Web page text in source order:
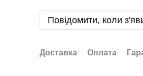
Повідомити, коли
Доставка Оплата